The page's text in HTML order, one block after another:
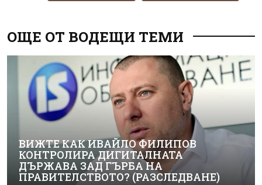
ОЩЕ ОТ ВОДЕЩИ ТЕМИ
ВИЖТЕ КАК ИВАЙЛО ФИЛИПОВ
КОНТРОЛИРА ДИГИТАЛНАТА
ДЪРЖАВА ЗАД ГЪРБА НА
ПРАВИТЕЛСТВОТО? (РАЗСЛЕДВАНЕ)